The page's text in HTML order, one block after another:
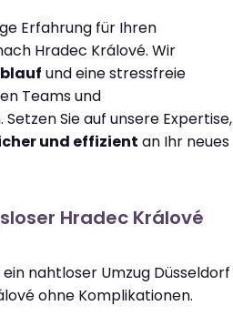
Erfahrung für Ihren
Hradec Králové. Wir
und eine stressfreie
Teams und
Sie auf unsere Expertise,
und effizient an Ihr neues
Hradec Králové
nahtloser Umzug Düsseldorf
ohne Komplikationen.